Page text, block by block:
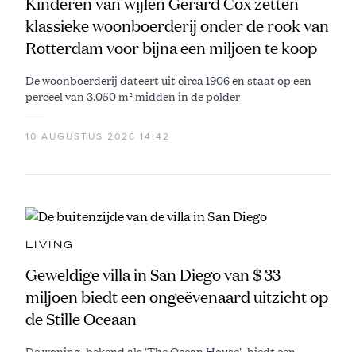
klassieke woonboerderij onder de rook van
Rotterdam voor bijna een miljoen te koop
De woonboerderij dateert uit circa 1906 en staat op een
perceel van 3.050 m² midden in de polder
10 AUGUSTUS 2026 14:42
LIVING
Geweldige villa in San Diego van $ 33
miljoen biedt een ongeëvenaard uitzicht op
de Stille Oceaan